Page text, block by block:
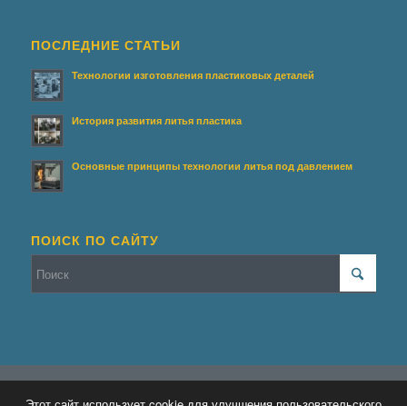
ПОСЛЕДНИЕ СТАТЬИ
Технологии изготовления пластиковых деталей
История развития литья пластика
Основные принципы технологии литья под давлением
ПОИСК ПО САЙТУ